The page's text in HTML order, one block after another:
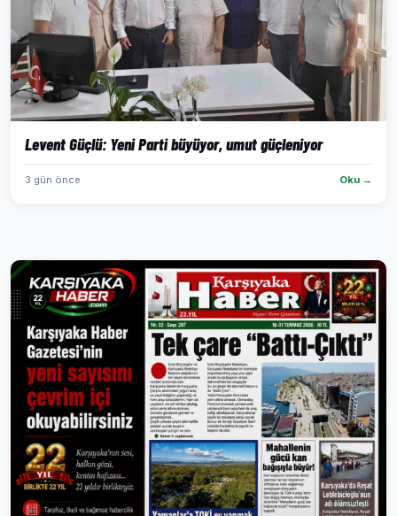
Levent Güçlü: Yeni Parti büyüyor, umut güçleniyor
3 gün önce Oku →